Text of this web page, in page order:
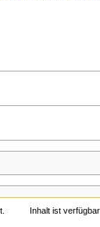
Inhalt ist